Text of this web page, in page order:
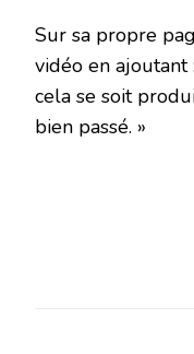
Sur sa propre
vidéo en ajoutant
cela se soit
bien passé. »